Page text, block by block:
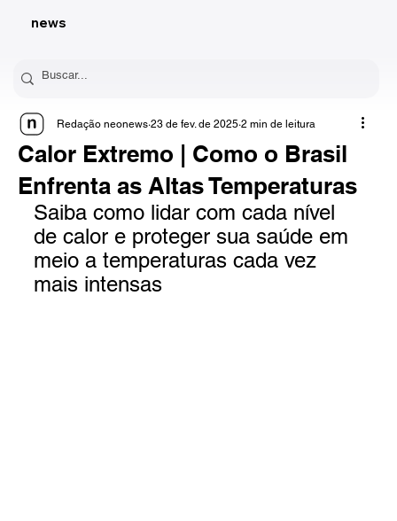
news
Calor Extremo | Como o Brasil
Enfrenta as Altas Temperaturas
Redação neonews 23 de fev. de 2025 2 min de leitura
Saiba como lidar com cada nível
de calor e proteger sua saúde em
meio a temperaturas cada vez
mais intensas